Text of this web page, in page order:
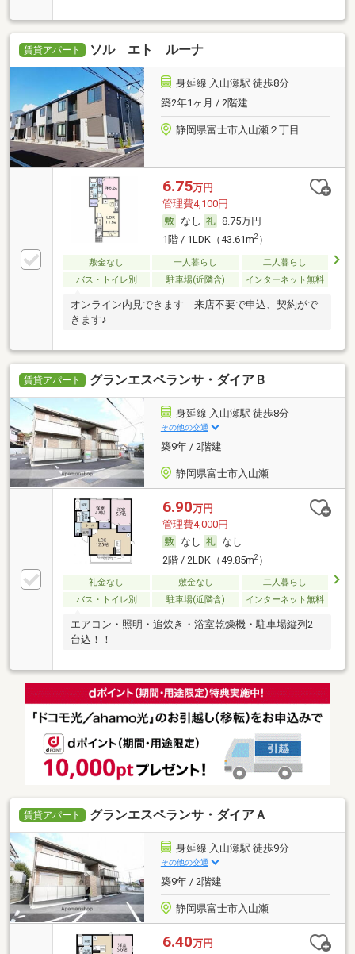
賃貸アパート ソル エト ルーナ
身延線 入山瀬駅 徒歩8分
築2年1ヶ月 / 2階建
静岡県富士市入山瀬２丁目
6.75万円
管理費4,100円
なし
8.75万円
1階 / 1LDK（43.61m2）
敷金なし 一人暮らし
二人暮らし
バス・トイレ別
駐車場(近隣含) インターネット無料
オンライン内見できます 来店不要で申込、契約がで
きます♪
賃貸アパート グランエスペランサ・ダイアＢ
身延線 入山瀬駅 徒歩8分
その他の交通
築9年 / 2階建
静岡県富士市入山瀬
6.90万円
管理費4,000円
なし
なし
2階 / 2LDK（49.85m2）
礼金なし 敷金なし
二人暮らし
バス・トイレ別
駐車場(近隣含) インターネット無料
エアコン・照明・追炊き・浴室乾燥機・駐車場縦列2
台込！！
賃貸アパート グランエスペランサ・ダイアＡ
身延線 入山瀬駅 徒歩9分
その他の交通
築9年 / 2階建
静岡県富士市入山瀬
6.40万円